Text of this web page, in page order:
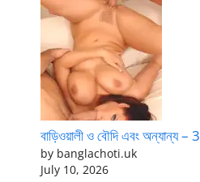
বাড়িওয়ালী ও বৌদি এবং অন্যান্য – 3
by banglachoti.uk
July 10, 2026